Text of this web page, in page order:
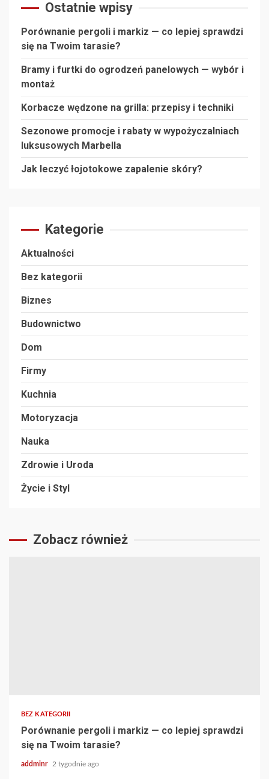
Ostatnie wpisy
Porównanie pergoli i markiz — co lepiej sprawdzi
się na Twoim tarasie?
Bramy i furtki do ogrodzeń panelowych — wybór i
montaż
Korbacze wędzone na grilla: przepisy i techniki
Sezonowe promocje i rabaty w wypożyczalniach
luksusowych Marbella
Jak leczyć łojotokowe zapalenie skóry?
Kategorie
Aktualności
Bez kategorii
Biznes
Budownictwo
Dom
Firmy
Kuchnia
Motoryzacja
Nauka
Zdrowie i Uroda
Życie i Styl
Zobacz również
BEZ KATEGORII
Porównanie pergoli i markiz — co lepiej sprawdzi
się na Twoim tarasie?
addminr 2 tygodnie ago